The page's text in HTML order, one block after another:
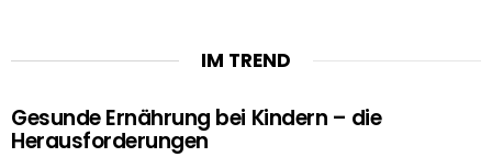
IM TREND
Gesunde Ernährung bei Kindern – die
Herausforderungen